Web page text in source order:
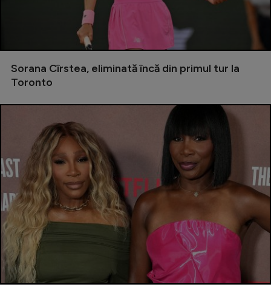
LaLiga
Serie A
Bundesliga
Ligue 1
EURO 2024
Stranieri
Clasamente
Sorana Cîrstea, eliminată încă din primul tur la
Toronto